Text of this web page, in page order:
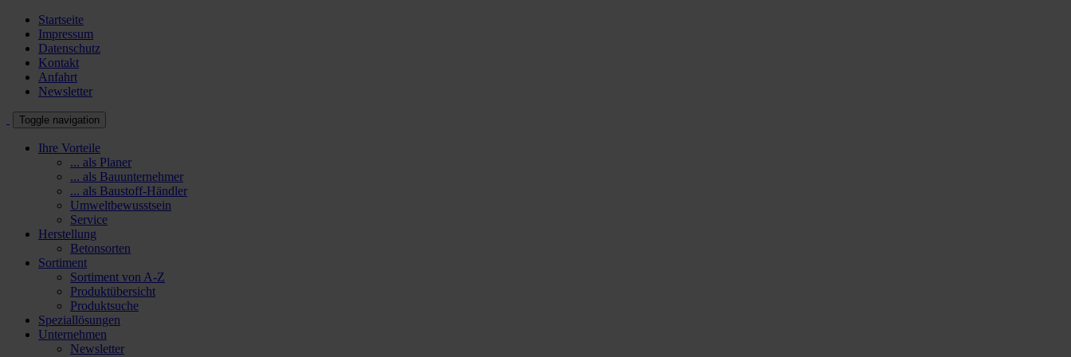
Startseite
Impressum
Datenschutz
Kontakt
Anfahrt
Newsletter
Toggle navigation
Ihre Vorteile
... als Planer
... als Bauunternehmer
... als Baustoff-Händler
Umweltbewusstsein
Service
Herstellung
Betonsorten
Sortiment
Sortiment von A-Z
Produktübersicht
Produktsuche
Speziallösungen
Unternehmen
Newsletter